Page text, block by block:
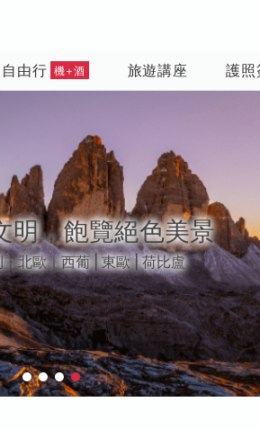
自由行 機+酒 旅遊講座 護照
明，飽覽絕色美景
北歐｜西葡 | 東歐 | 荷比盧